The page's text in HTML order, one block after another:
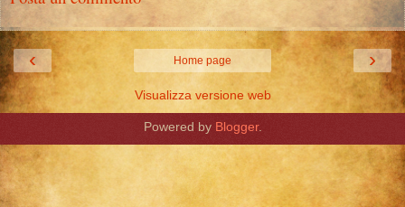
‹ ›
Home page
Visualizza versione web
Powered by Blogger.